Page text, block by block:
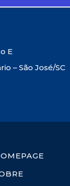
E
– São José/SC